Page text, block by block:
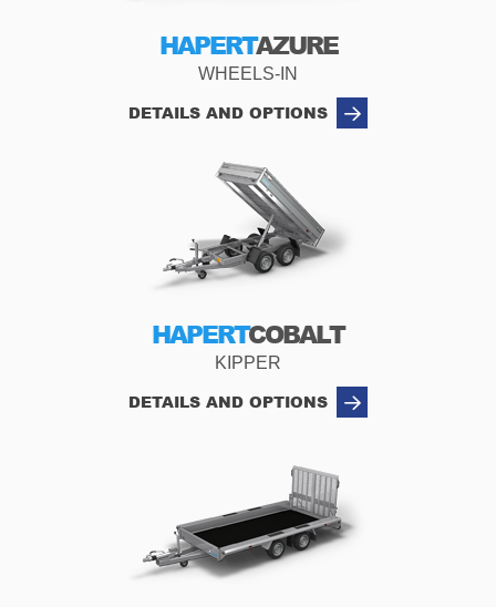
HAPERTAZURE
WHEELS-IN
DETAILS AND OPTIONS
HAPERTCOBALT
KIPPER
DETAILS AND OPTIONS